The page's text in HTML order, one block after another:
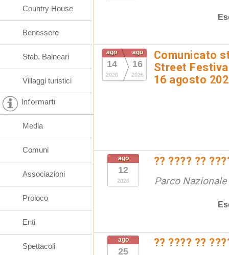
ago
14
2026
ago
16
2026
Comunicato
Street
16 agosto
ago
12
2026
?? ???? ??
Parco
ago
25
?? ???? ??
Country House
Benessere
Stab. Balneari
Villaggi turistici
Informarti
Media
Comuni
Associazioni
Proloco
Enti
Spettacoli